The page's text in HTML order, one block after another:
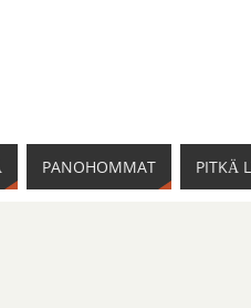
PANOHOMMAT PITKÄ